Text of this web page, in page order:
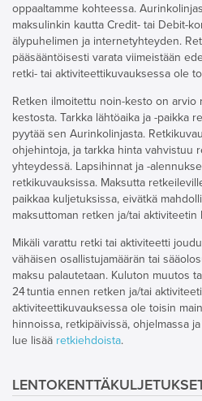
oppaaltamme kohteessa.
maksulinkin kautta Credit- tai Debit-
älypuhelimen ja internetyhteyden.
pääsääntöisesti varata viimeistään
retki- tai aktiviteettikuvauksessa ole
Retken ilmoitettu noin-kesto on arvio
kestosta. Tarkka lähtöaika ja -paikka
pyytää sen Aurinkolinjasta.
ohjehintoja, ja tarkka hinta vahvistuu
yhteydessä. Lapsihinnat ja -
retkikuvauksissa. Maksutta
paikkaa kuljetuksissa, eivätkä
maksuttoman retken ja/tai aktiviteetin
Mikäli varattu retki tai aktiviteetti
vähäisen osallistujamäärän tai
maksu palautetaan. Kuluton muutos
24 tuntia ennen retken ja/tai
aktiviteettikuvauksessa ole toisin
hinnoissa, retkipäivissä, ohjelmassa
lue lisää retkiehdoista.